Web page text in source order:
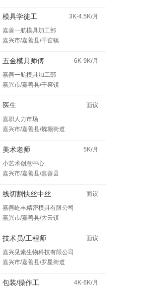
模具学徒工
3K-4.5K/月
嘉善一航模具加工部
嘉兴市/嘉善县/干窑镇
五金模具师傅
6K-9K/月
嘉善一航模具加工部
嘉兴市/嘉善县/干窑镇
医生
面议
嘉职人力市场
嘉兴市/嘉善县/魏塘街道
美术老师
5K/月
小艺术创意中心
嘉兴市/嘉善县/嘉善县
线切割快丝中丝
面议
嘉善屹丰精密模具有限公司
嘉兴市/嘉善县/大云镇
技术员/工程师
面议
嘉兴见素生物科技有限公司
嘉兴市/嘉善县/罗星街道
包装/操作工 4K-6K/月